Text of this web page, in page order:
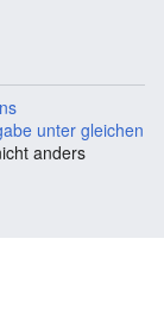
unter gleichen
anders